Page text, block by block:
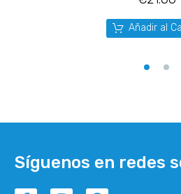
Añadir al
Síguenos en redes